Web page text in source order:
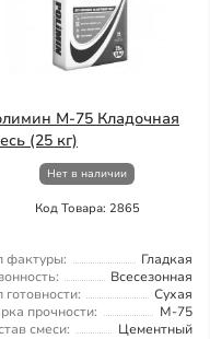
М-75 Кладочная
(25 кг)
Нет в наличии
Код Товара: 2865
фактуры:
Гладкая
Всесезонная
готовности:
Сухая
прочности:
М-75
смеси:
Цементный